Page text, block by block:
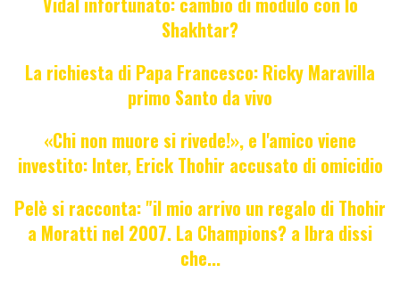
Shakhtar?
La richiesta di Papa Francesco: Ricky Maravilla
primo Santo da vivo
«Chi non muore si rivede!», e l'amico viene
investito: Inter, Erick Thohir accusato di omicidio
Pelè si racconta: "il mio arrivo un regalo di Thohir
a Moratti nel 2007. La Champions? a Ibra dissi
che...